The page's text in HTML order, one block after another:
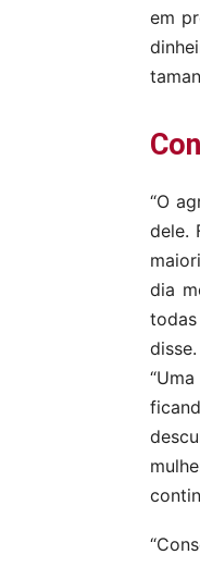
em
“O
dele.
dia
disse.